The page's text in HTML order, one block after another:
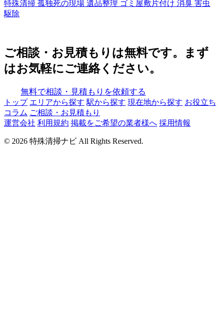
特殊清掃 孤独死の現場 遺品整理 ゴミ屋敷片付け 消臭 害虫
駆除
ご相談・お見積もりは無料です。まず
はお気軽にご連絡ください。
無料で相談・見積もりを依頼する
トップ エリアから探す 駅から探す 現在地から探す お役立ち
コラム ご相談・お見積もり
運営会社 利用規約 掲載をご希望の業者様へ 採用情報
© 2026 特殊清掃ナビ All Rights Reserved.